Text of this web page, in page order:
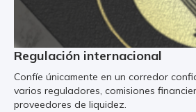
Regulación internacional
Confíe únicamente en un corredor
varios reguladores, comisiones
proveedores de liquidez.